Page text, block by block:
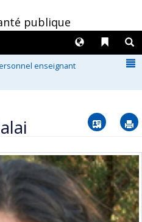
publique
Liens
Langues
enseignant
Vcard